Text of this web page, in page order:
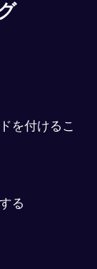
を付けるこ
る